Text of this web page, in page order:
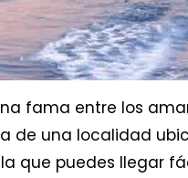
fama entre los
de una localidad
que puedes llegar